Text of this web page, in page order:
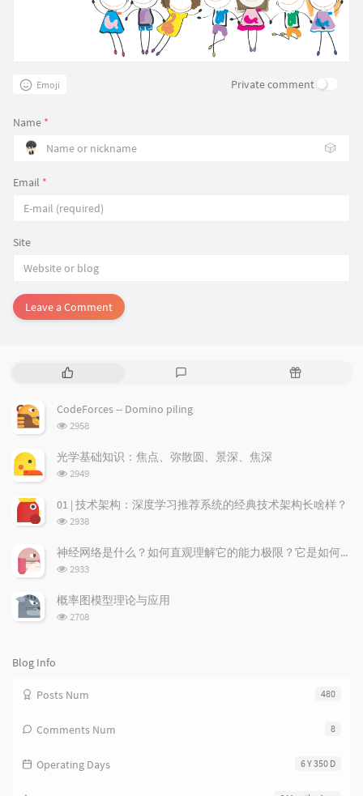
Emoji Private comment
Name *
🎲
Email *
Site
Leave a Comment
P
p
a
r
r
t
c
l
s
e
t
m
n
R
t
l
CodeForces -- Domino piling
浏
次
数:
2958
光学基础知识：焦点、弥散圆、景深、焦深
浏
次
数:
2949
01 | 技术架构：深度学习推荐系统的经典技术架构长啥样？
浏
次
数:
2938
神经网络是什么？如何直观理解它的能力极限？它是如何无限逼近真理？
浏
次
数:
2933
概率图模型理论与应用
浏
2708
Blog Info
480
Posts Num
8
Comments Num
6 Y 350 D
Operating Days